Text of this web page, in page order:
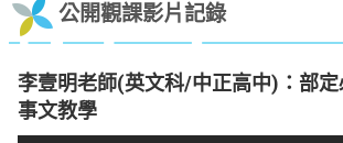
公開觀課影片記錄
李壹明老師(英文科/中正高中)：部
事文教學